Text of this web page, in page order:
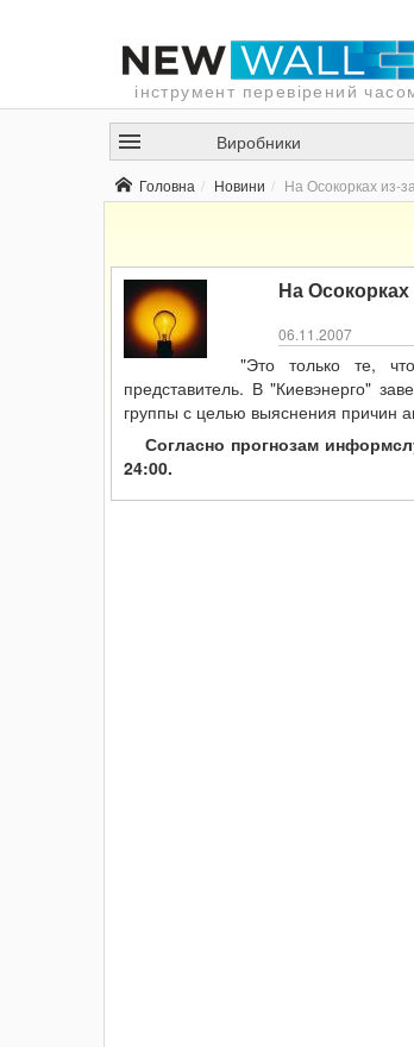
інструмент перевірений
Виробники
Головна
Новини На Осокорках из-
На
06.11.2007
"Это только те,
представитель. В "Киевэнерго"
группы с целью выяснения причин
Согласно прогнозам
24:00.